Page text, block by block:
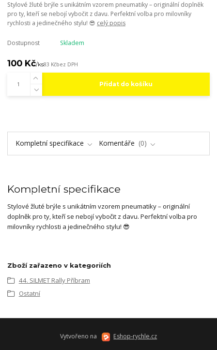
Stylové žluté brýle s unikátním vzorem pneumatiky – originální doplněk
pro ty, kteří se nebojí vybočit z davu. Perfektní volba pro milovníky
rychlosti a jedinečného stylu! 😎 celý popis
Dostupnost Skladem
100 Kč/ks83 Kčbez DPH
Přidat do košíku
Kompletní specifikace Komentáře 0
Kompletní specifikace
Stylové žluté brýle s unikátním vzorem pneumatiky – originální
doplněk pro ty, kteří se nebojí vybočit z davu. Perfektní volba pro
milovníky rychlosti a jedinečného stylu! 😎
Zboží zařazeno v kategoriích
44. SILMET Rally Příbram
Ostatní
Vytvořeno na Eshop-rychle.cz